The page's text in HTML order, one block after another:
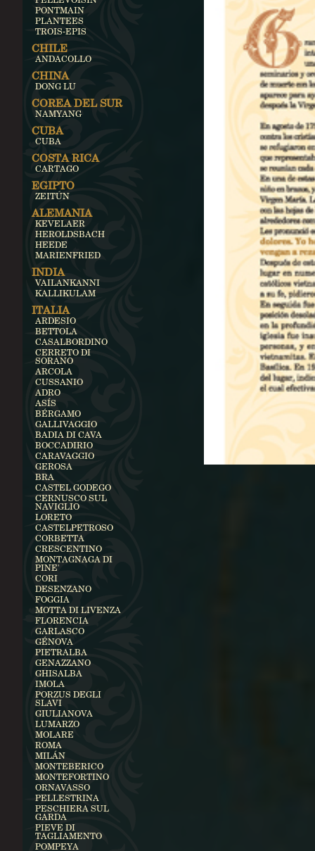
PONTMAIN
PLANTEES
TROIS-EPIS
CHILE
ANDACOLLO
CHINA
DONG LU
COREA DEL SUR
NAMYANG
CUBA
CUBA
COSTA RICA
CARTAGO
EGIPTO
ZEITÚN
ALEMANIA
KEVELAER
HEROLDSBACH
HEEDE
MARIENFRIED
INDIA
VAILANKANNI
KALLIKULAM
ITALIA
ARDESIO
BETTOLA
CASALBORDINO
CERRETO DI
SORANO
ARCOLA
CUSSANIO
ADRO
ASÍS
BÉRGAMO
GALLIVAGGIO
BADIA DI CAVA
BOCCADIRIO
CARAVAGGIO
GEROSA
BRA
CASTEL GODEGO
CERNUSCO SUL
NAVIGLIO
LORETO
CASTELPETROSO
CORBETTA
CRESCENTINO
MONTAGNAGA DI
PINE'
CORI
DESENZANO
FOGGIA
MOTTA DI LIVENZA
FLORENCIA
GARLASCO
GÉNOVA
PIETRALBA
GENAZZANO
GHISALBA
IMOLA
PORZUS DEGLI
SLAVI
GIULIANOVA
LUMARZO
MOLARE
ROMA
MILÁN
MONTEBERICO
MONTEFORTINO
ORNAVASSO
PELLESTRINA
PESCHIERA SUL
GARDA
PIEVE DI
TAGLIAMENTO
POMPEYA